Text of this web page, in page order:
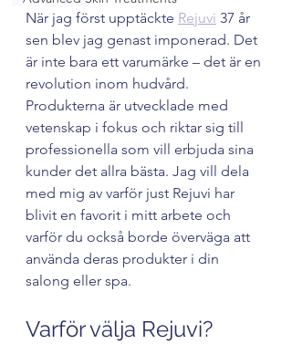
När jag först upptäckte Rejuvi 37 år
sen blev jag genast imponerad. Det
är inte bara ett varumärke – det är en
revolution inom hudvård.
Produkterna är utvecklade med
vetenskap i fokus och riktar sig till
professionella som vill erbjuda sina
kunder det allra bästa. Jag vill dela
med mig av varför just Rejuvi har
blivit en favorit i mitt arbete och
varför du också borde överväga att
använda deras produkter i din
salong eller spa.
Varför välja Rejuvi?